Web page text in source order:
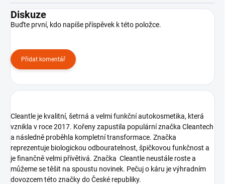
Diskuze
Buďte první, kdo napíše příspěvek k této položce.
Přidat komentář
Cleantle je kvalitní, šetrná a velmi funkční autokosmetika, která
vznikla v roce 2017. Kořeny zapustila populární značka Cleantech
a následně proběhla kompletní transformace. Značka
reprezentuje biologickou odbouratelnost, špičkovou funkčnost a
je finančně velmi přívětivá. Značka Cleantle neustále roste a
můžeme se těšit na spoustu novinek. Pečuj o káru je výhradním
dovozcem této značky do České republiky.